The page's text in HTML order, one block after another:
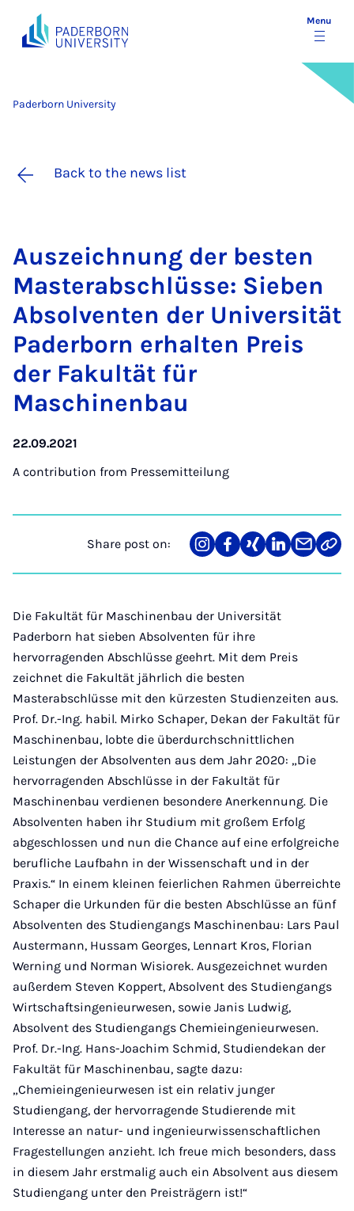
Menu
Paderborn University
Back to the news list
Aus­zeich­nung der be­sten
Mas­ter­ab­schlüsse: Sieben
Ab­solven­ten der Uni­versität
Pader­born er­hal­ten Pre­is
der Fak­ultät für
Maschinen­bau
22.09.2021
A contribution from Pressemitteilung
Share post on:
Share
on
Teilen
auf
Teilen
auf
Teilen
auf
Teilen
über
Link
Die Fakultät für Maschinenbau der Universität
Paderborn hat sieben Absolventen für ihre
hervorragenden Abschlüsse geehrt. Mit dem Preis
zeichnet die Fakultät jährlich die besten
Masterabschlüsse mit den kürzesten Studienzeiten aus.
Prof. Dr.-Ing. habil. Mirko Schaper, Dekan der Fakultät für
Maschinenbau, lobte die überdurchschnittlichen
Leistungen der Absolventen aus dem Jahr 2020: „Die
hervorragenden Abschlüsse in der Fakultät für
Maschinenbau verdienen besondere Anerkennung. Die
Absolventen haben ihr Studium mit großem Erfolg
abgeschlossen und nun die Chance auf eine erfolgreiche
berufliche Laufbahn in der Wissenschaft und in der
Praxis.“ In einem kleinen feierlichen Rahmen überreichte
Schaper die Urkunden für die besten Abschlüsse an fünf
Absolventen des Studiengangs Maschinenbau: Lars Paul
Austermann, Hussam Georges, Lennart Kros, Florian
Werning und Norman Wisiorek. Ausgezeichnet wurden
außerdem Steven Koppert, Absolvent des Studiengangs
Wirtschaftsingenieurwesen, sowie Janis Ludwig,
Absolvent des Studiengangs Chemieingenieurwesen.
Prof. Dr.-Ing. Hans-Joachim Schmid, Studiendekan der
Fakultät für Maschinenbau, sagte dazu:
„Chemieingenieurwesen ist ein relativ junger
Studiengang, der hervorragende Studierende mit
Interesse an natur- und ingenieurwissenschaftlichen
Fragestellungen anzieht. Ich freue mich besonders, dass
in diesem Jahr erstmalig auch ein Absolvent aus diesem
Studiengang unter den Preisträgern ist!“